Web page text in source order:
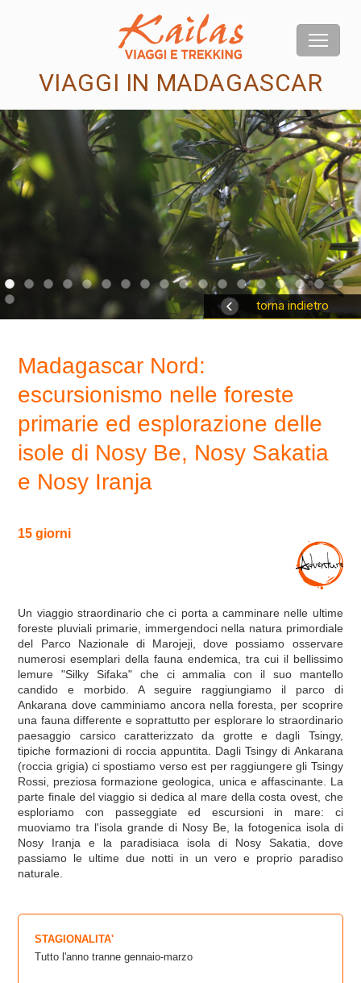
VIAGGI IN MADAGASCAR
torna indietro
Madagascar Nord:
escursionismo nelle foreste
primarie ed esplorazione delle
isole di Nosy Be, Nosy Sakatia
e Nosy Iranja
15 giorni
Un viaggio straordinario che ci porta a camminare nelle ultime
foreste pluviali primarie, immergendoci nella natura primordiale
del Parco Nazionale di Marojeji, dove possiamo osservare
numerosi esemplari della fauna endemica, tra cui il bellissimo
lemure "Silky Sifaka" che ci ammalia con il suo mantello
candido e morbido. A seguire raggiungiamo il parco di
Ankarana dove camminiamo ancora nella foresta, per scoprire
una fauna differente e soprattutto per esplorare lo straordinario
paesaggio carsico caratterizzato da grotte e dagli Tsingy,
tipiche formazioni di roccia appuntita. Dagli Tsingy di Ankarana
(roccia grigia) ci spostiamo verso est per raggiungere gli Tsingy
Rossi, preziosa formazione geologica, unica e affascinante. La
parte finale del viaggio si dedica al mare della costa ovest, che
esploriamo con passeggiate ed escursioni in mare: ci
muoviamo tra l'isola grande di Nosy Be, la fotogenica isola di
Nosy Iranja e la paradisiaca isola di Nosy Sakatia, dove
passiamo le ultime due notti in un vero e proprio paradiso
naturale.
STAGIONALITA'
Tutto l'anno tranne gennaio-marzo